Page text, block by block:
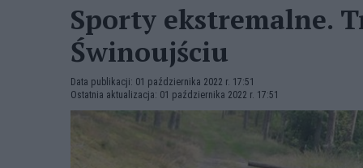
Sporty ekstremalne.
Świnoujściu
Data publikacji: 01 października 2022 r. 17:51
Ostatnia aktualizacja: 01 października 2022 r. 17:51